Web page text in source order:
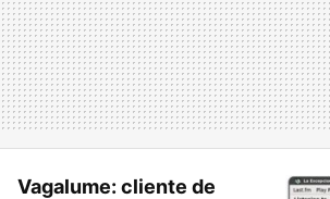
Vagalume: cliente de